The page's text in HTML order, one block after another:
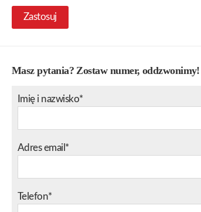
Zastosuj
Masz pytania? Zostaw numer, oddzwonimy!
Imię i nazwisko*
Adres email*
Telefon*